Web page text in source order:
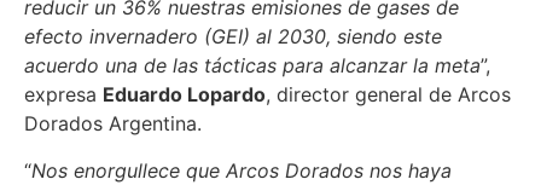
reducir un 36% nuestras emisiones de gases de
efecto invernadero (GEI) al 2030, siendo este
acuerdo una de las tácticas para alcanzar la meta”,
expresa Eduardo Lopardo, director general de Arcos
Dorados Argentina.
“Nos enorgullece que Arcos Dorados nos haya